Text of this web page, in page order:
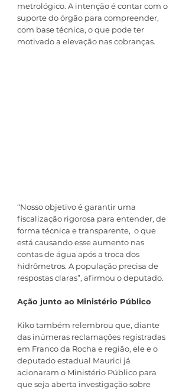
metrológico. A intenção é contar com o
suporte do órgão para compreender,
com base técnica, o que pode ter
motivado a elevação nas cobranças.
“Nosso objetivo é garantir uma
fiscalização rigorosa para entender, de
forma técnica e transparente,  o que
está causando esse aumento nas
contas de água após a troca dos
hidrômetros. A população precisa de
respostas claras”, afirmou o deputado.
Ação junto ao Ministério Público
Kiko também relembrou que, diante
das inúmeras reclamações registradas
em Franco da Rocha e região, ele e o
deputado estadual Maurici já
acionaram o Ministério Público para
que seja aberta investigação sobre